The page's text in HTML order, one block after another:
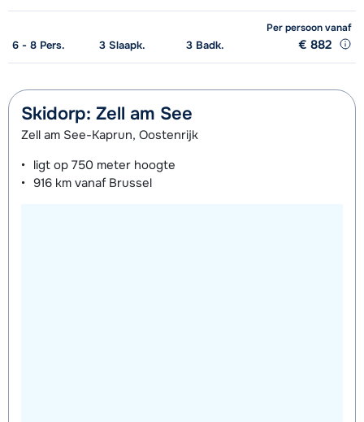
Per persoonvanaf
6 - 8 Pers. 3 Slaapk. 3 Badk. € 882
Skidorp: Zell am See
Zell am See-Kaprun, Oostenrijk
ligt op 750 meter hoogte
916 km vanaf Brussel